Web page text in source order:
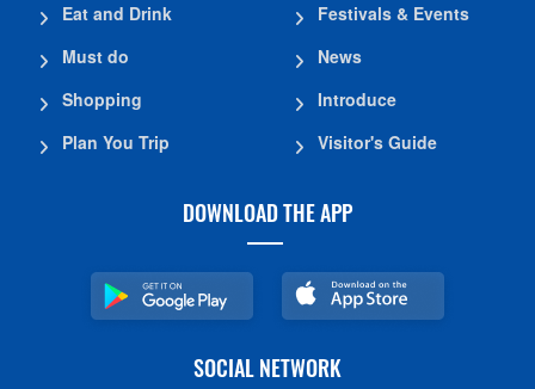
Eat and Drink
Must do
Shopping
Plan You Trip
Festivals & Events
News
Introduce
Visitor's Guide
DOWNLOAD THE APP
SOCIAL NETWORK